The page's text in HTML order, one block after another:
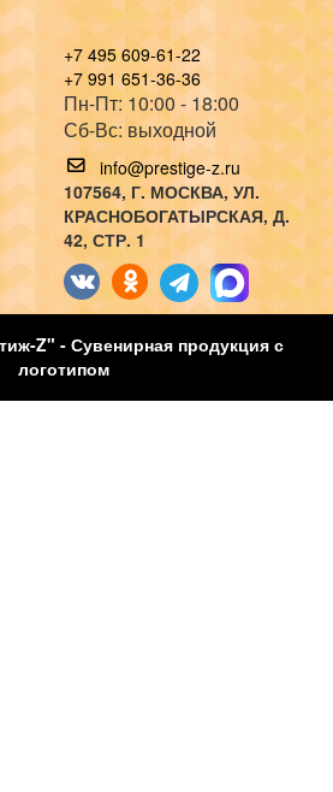
+7 495 609-61-22
+7 991 651-36-36
Пн-Пт: 10:00 - 18:00
Сб-Вс: выходной
info@prestige-z.ru
107564, Г. МОСКВА, УЛ.
КРАСНОБОГАТЫРСКАЯ, Д.
42, СТР. 1
Z" - Сувенирная продукция с
логотипом